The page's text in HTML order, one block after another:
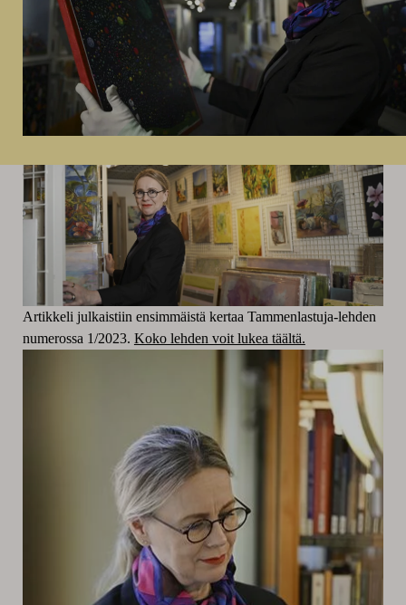
Artikkeli julkaistiin ensimmäistä kertaa Tammenlastuja-lehden
numerossa 1/2023. Koko lehden voit lukea täältä.